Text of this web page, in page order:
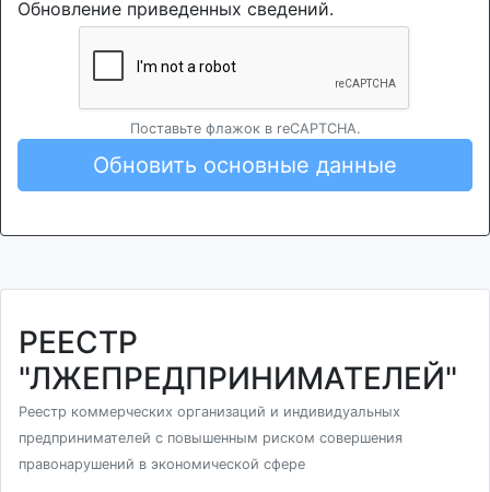
Обновление приведенных сведений.
Поставьте флажок в reCAPTCHA.
Обновить основные данные
РЕЕСТР
"ЛЖЕПРЕДПРИНИМАТЕЛЕЙ"
Реестр коммерческих организаций и индивидуальных
предпринимателей с повышенным риском совершения
правонарушений в экономической сфере